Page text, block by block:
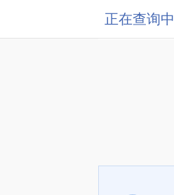
正在查询中